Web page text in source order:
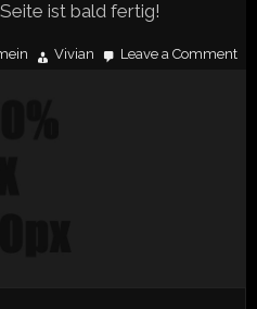
ist bald fertig!
Vivian Leave a Commenton